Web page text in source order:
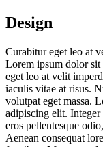
Design
Curabitur eget leo at
Lorem ipsum dolor sit
eget leo at velit
iaculis vitae at risus.
volutpat eget massa.
adipiscing elit.
eros pellentesque
Aenean consequat